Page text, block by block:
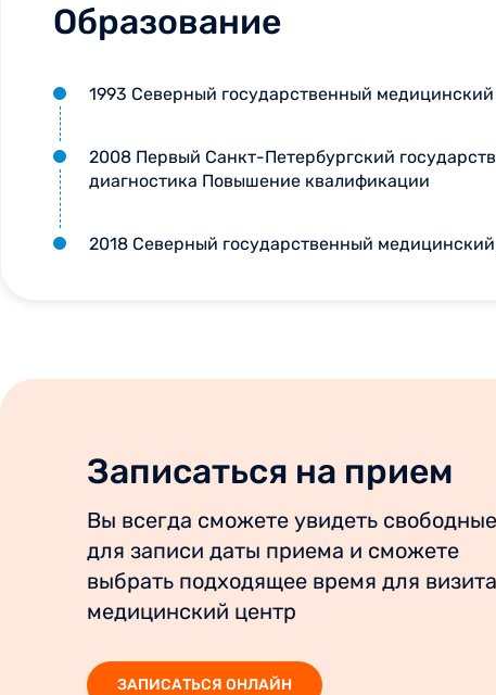
Образование
1993 Северный государственный
2008 Первый Санкт-Петербургский
диагностика Повышение квалификации
2018 Северный государственный
Записаться на прием
Вы всегда сможете увидеть свободные
для записи даты приема и сможете
выбрать подходящее время для
медицинский центр
ЗАПИСАТЬСЯ ОНЛАЙН